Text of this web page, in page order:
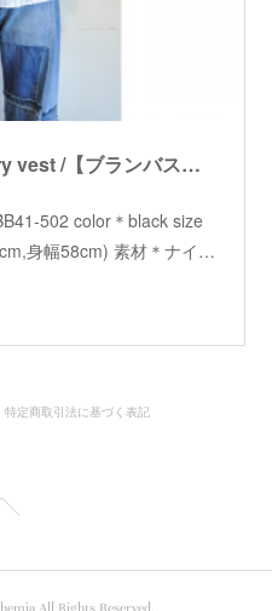
【blanc basque】military vest /【ブランバスク】ミリタリーベスト
502 color＊black size
身幅58cm) 素材＊ナイ…
特定商取引法に基づく表記